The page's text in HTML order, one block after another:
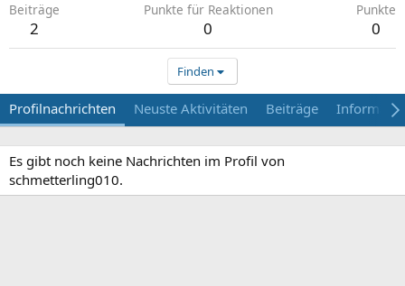
Beiträge
2
Punkte für Reaktionen
0
Punkte
0
Finden
Profilnachrichten Neuste Aktivitäten Beiträge
Es gibt noch keine Nachrichten im Profil von
schmetterling010.